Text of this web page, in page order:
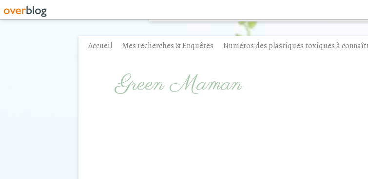
Green Maman
Accueil Mes recherches & Enquêtes Numéros des plastiques toxiques à